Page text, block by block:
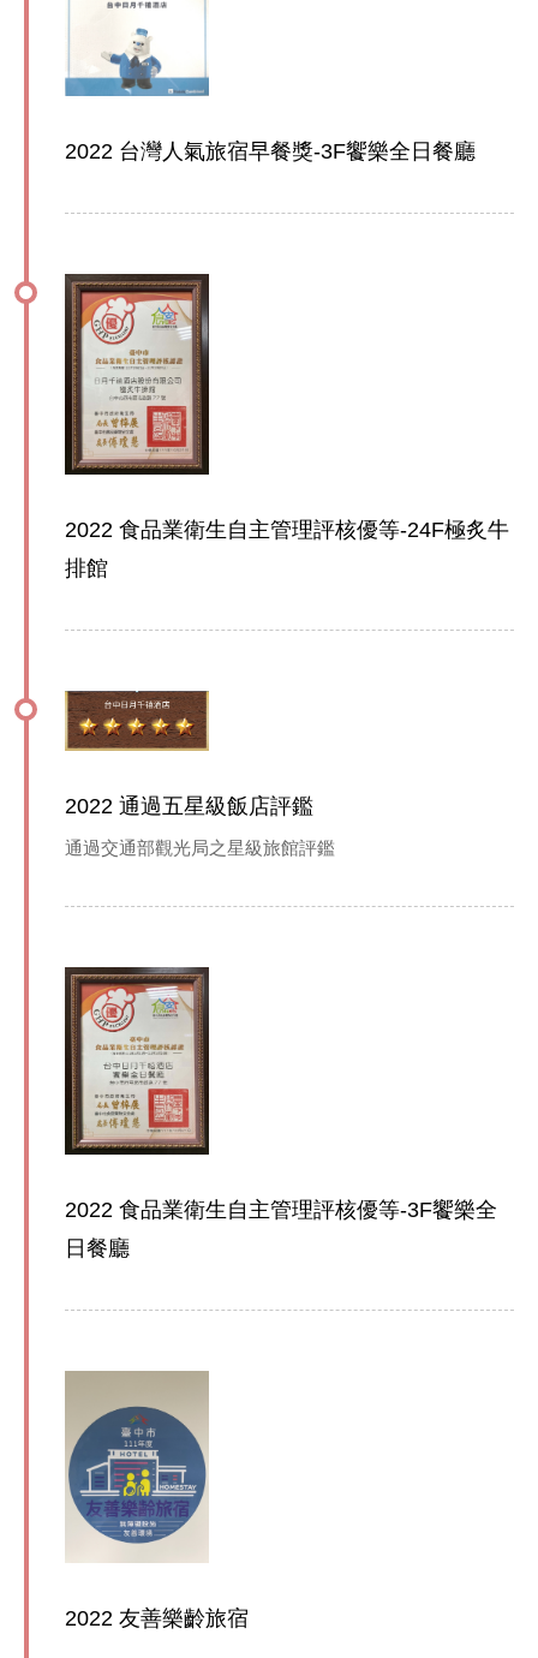
2022 台灣人氣旅宿早餐獎-3F饗樂全日餐廳
2022 食品業衛生自主管理評核優等-24F極炙牛
排館
2022 通過五星級飯店評鑑
通過交通部觀光局之星級旅館評鑑
2022 食品業衛生自主管理評核優等-3F饗樂全
日餐廳
2022 友善樂齡旅宿